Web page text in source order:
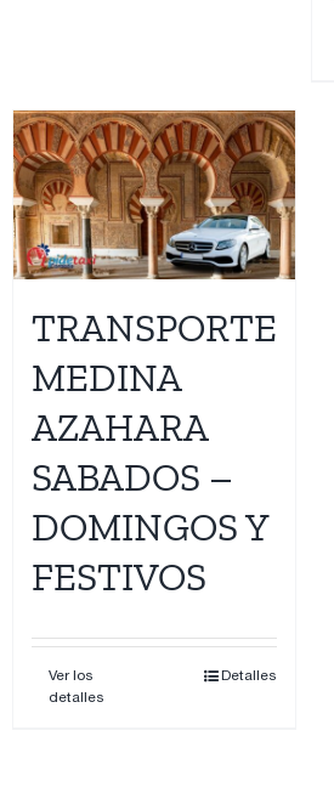
TRANSPORTE
MEDINA
AZAHARA
SABADOS –
DOMINGOS Y
FESTIVOS
Ver los
detalles
Detalles